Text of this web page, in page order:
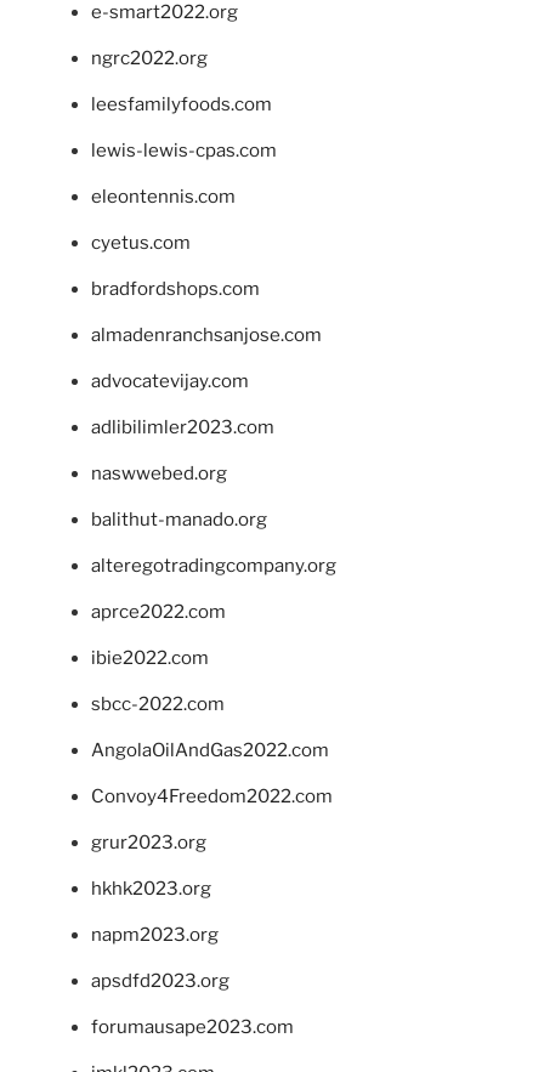
e-smart2022.org
ngrc2022.org
leesfamilyfoods.com
lewis-lewis-cpas.com
eleontennis.com
cyetus.com
bradfordshops.com
almadenranchsanjose.com
advocatevijay.com
adlibilimler2023.com
naswwebed.org
balithut-manado.org
alteregotradingcompany.org
aprce2022.com
ibie2022.com
sbcc-2022.com
AngolaOilAndGas2022.com
Convoy4Freedom2022.com
grur2023.org
hkhk2023.org
napm2023.org
apsdfd2023.org
forumausape2023.com